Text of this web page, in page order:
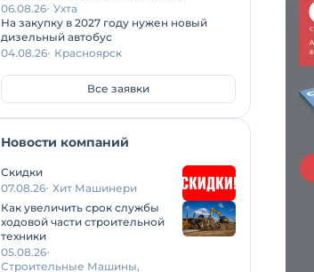
06.08.26 Ухта
На закупку в 2027 году нужен новый
дизельный автобус
04.08.26 Красноярск
Все заявки
Новости компаний
Скидки
07.08.26 Хит Машинери
Как увеличить срок службы
ходовой части строительной
техники
05.08.26
Строительные Машины,